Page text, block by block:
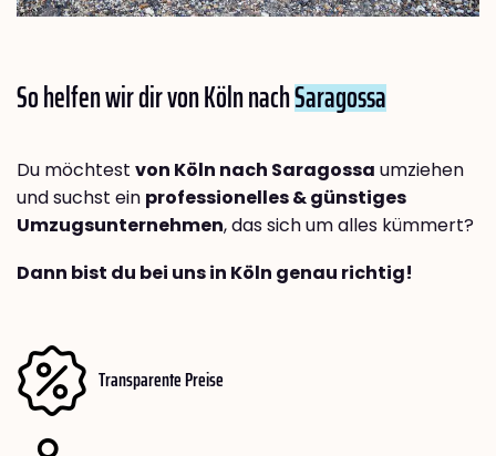
So helfen wir dir von Köln nachSaragossa
Du möchtest von Köln nach Saragossa umziehen
und suchst ein professionelles & günstiges
Umzugsunternehmen, das sich um alles kümmert?
Dann bist du bei uns in Köln genau richtig!
Transparente Preise